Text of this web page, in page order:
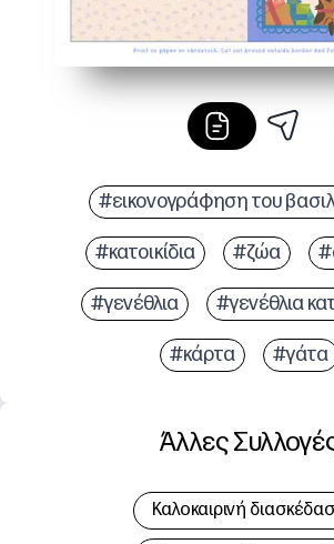
#εικονογράφηση του
#κατοικίδια #ζώα
#γενέθλια #γενέθλια
#κάρτα #γάτα
Άλλες
Καλοκαιρινή